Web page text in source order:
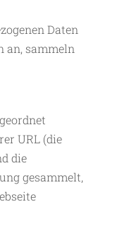
Daten
an, sammeln
URL (die
die
gesammelt,